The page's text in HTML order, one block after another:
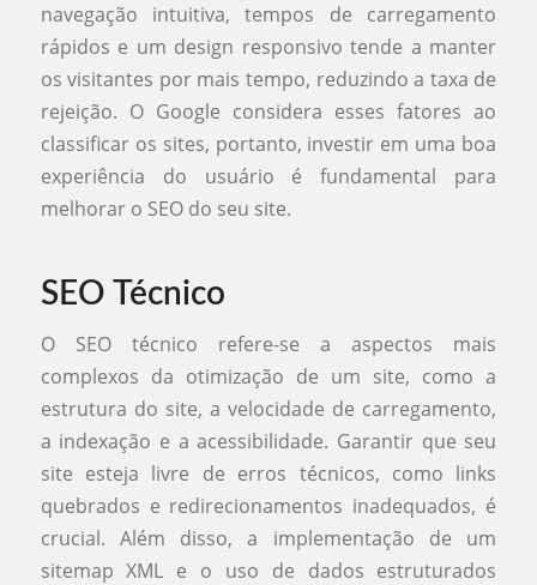
navegação intuitiva, tempos de carregamento
rápidos e um design responsivo tende a manter
os visitantes por mais tempo, reduzindo a taxa de
rejeição. O Google considera esses fatores ao
classificar os sites, portanto, investir em uma boa
experiência do usuário é fundamental para
melhorar o SEO do seu site.
SEO Técnico
O SEO técnico refere-se a aspectos mais
complexos da otimização de um site, como a
estrutura do site, a velocidade de carregamento,
a indexação e a acessibilidade. Garantir que seu
site esteja livre de erros técnicos, como links
quebrados e redirecionamentos inadequados, é
crucial. Além disso, a implementação de um
sitemap XML e o uso de dados estruturados